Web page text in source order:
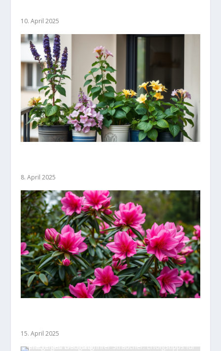
10. April 2025
8. April 2025
15. April 2025